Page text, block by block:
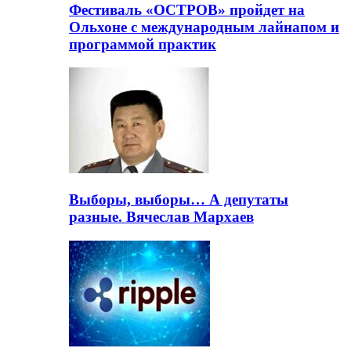
Фестиваль «ОСТРОВ» пройдет на
Ольхоне с международным лайнапом и
программой практик
Выборы, выборы… А депутаты
разные. Вячеслав Мархаев